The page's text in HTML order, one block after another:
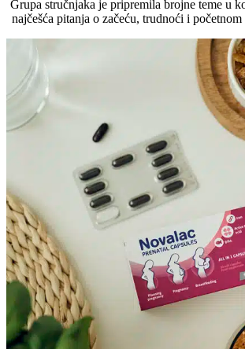
Grupa stručnjaka je pripremila brojne teme u
najčešća pitanja o začeću, trudnoći i